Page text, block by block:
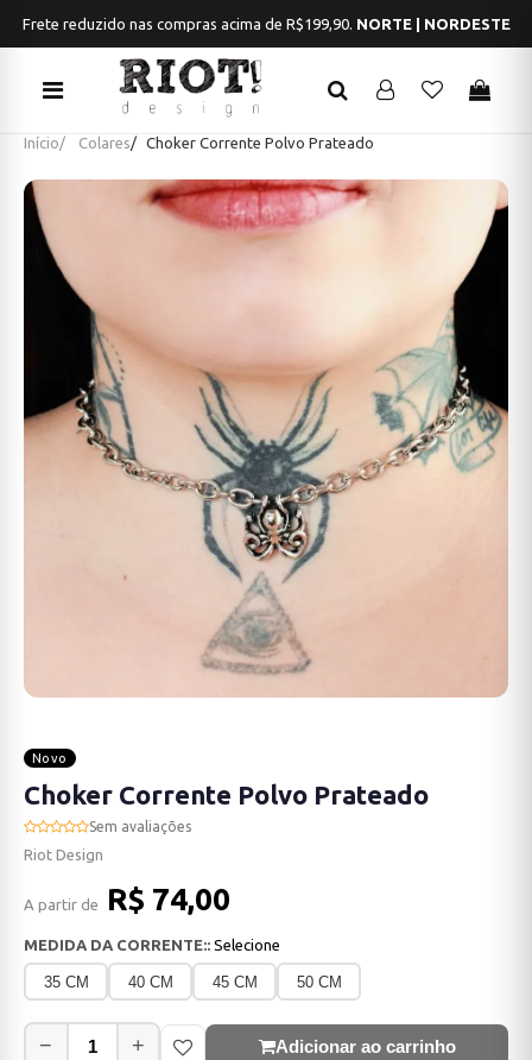
Frete reduzido nas compras acima de R$199,90. NORTE | NORDESTE
Início Colares Choker Corrente Polvo Prateado
Novo
Choker Corrente Polvo Prateado
Sem avaliações
Riot Design
A partir de R$ 74,00
MEDIDA DA CORRENTE:: Selecione
35 CM 40 CM 45 CM 50 CM
− + Adicionar ao carrinho